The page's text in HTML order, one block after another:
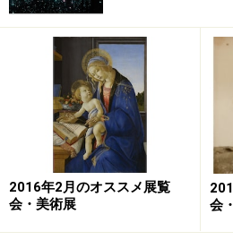
2016年2月のオススメ展覧
会・美術展
会